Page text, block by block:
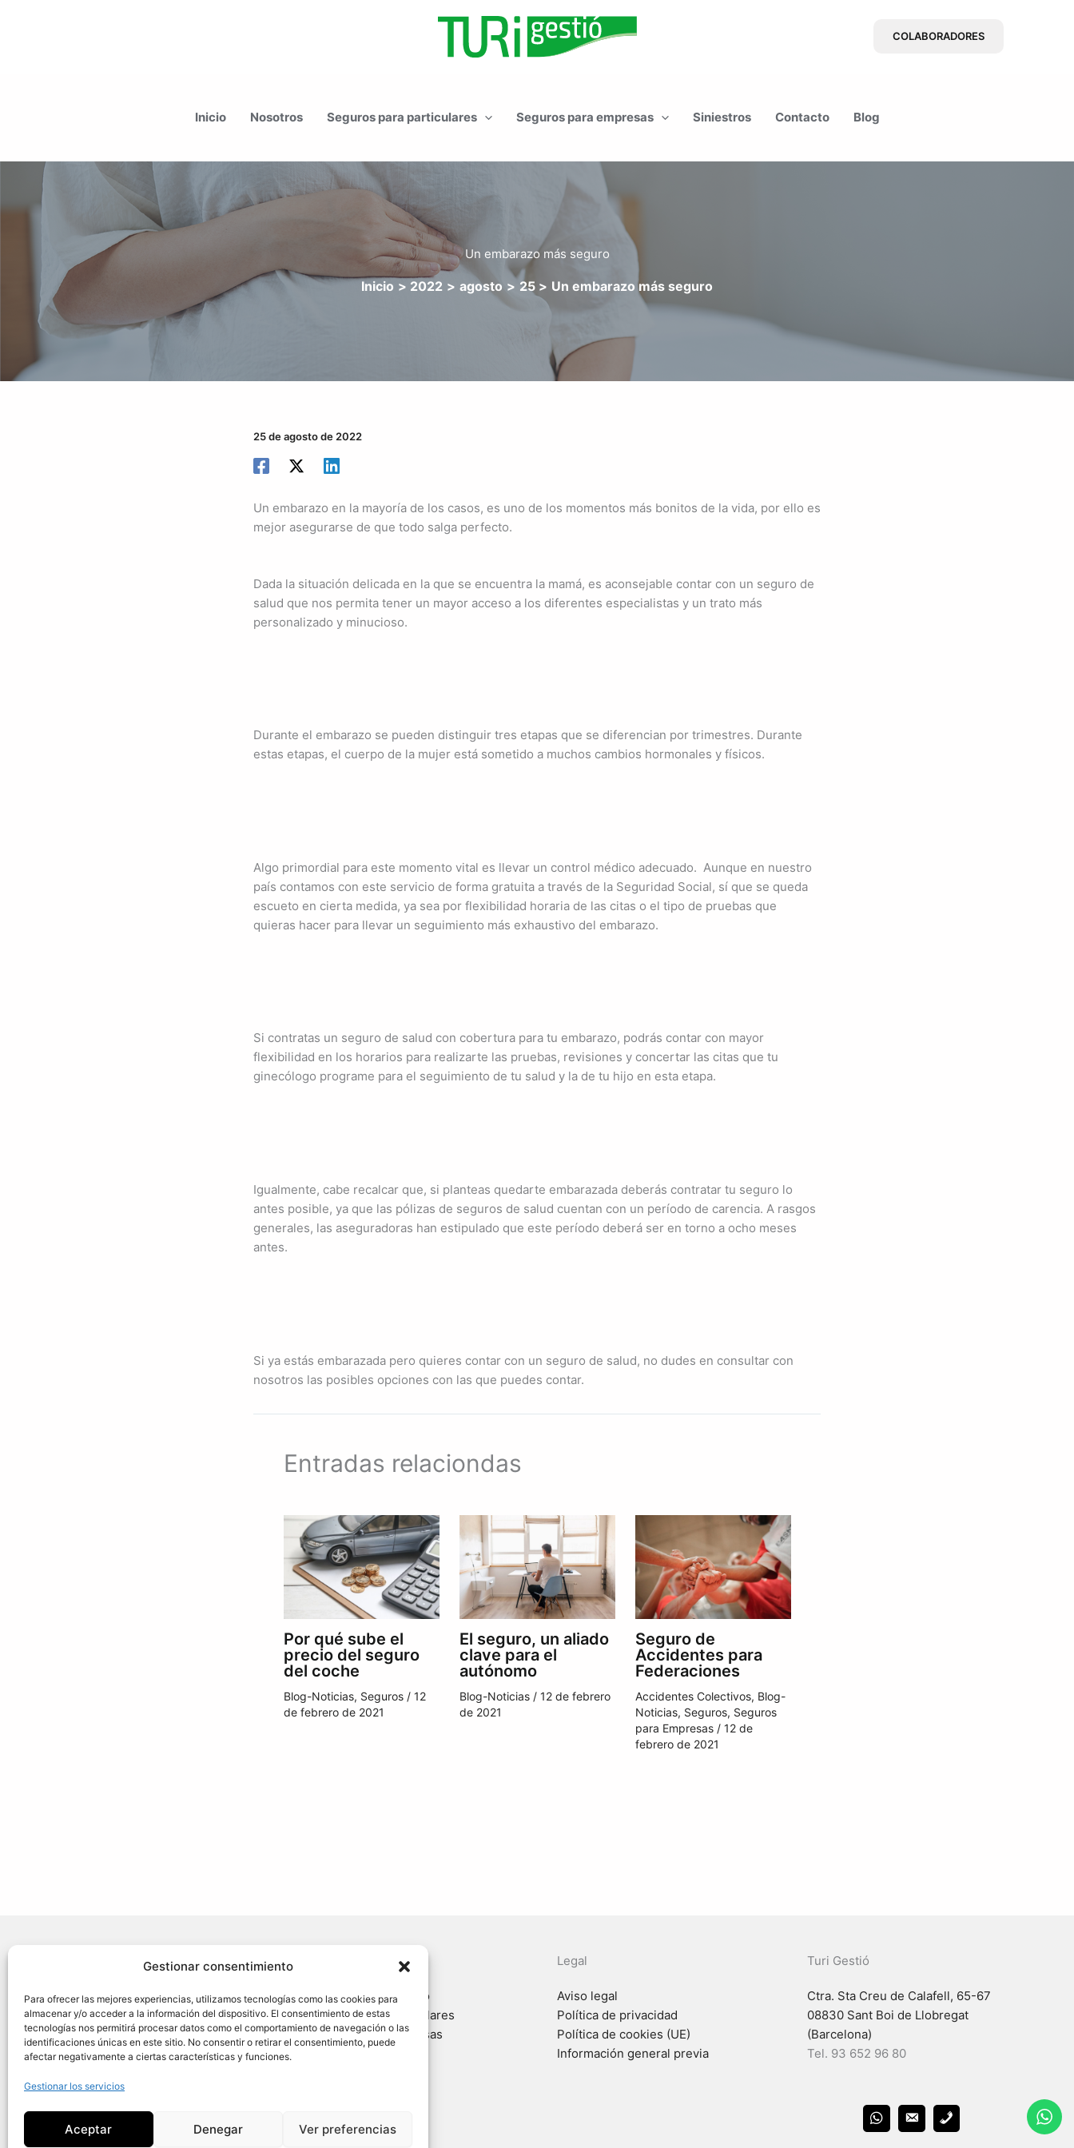
Gestionar consentimiento
Para ofrecer las mejores experiencias, utilizamos tecnologías como las cookies para
almacenar y/o acceder a la información del dispositivo. El consentimiento de estas
tecnologías nos permitirá procesar datos como el comportamiento de navegación o las
identificaciones únicas en este sitio. No consentir o retirar el consentimiento, puede
afectar negativamente a ciertas características y funciones.
Gestionar los servicios
Aceptar Denegar Ver preferencias
COLABORADORES
Inicio Nosotros Seguros para particulares Seguros para empresas Siniestros Contacto Blog
Un embarazo más seguro
Inicio 2022 agosto 25 Un embarazo más seguro
25 de agosto de 2022
Un embarazo en la mayoría de los casos, es uno de los momentos más bonitos de la vida, por ello es
mejor asegurarse de que todo salga perfecto.
Dada la situación delicada en la que se encuentra la mamá, es aconsejable contar con un seguro de
salud que nos permita tener un mayor acceso a los diferentes especialistas y un trato más
personalizado y minucioso.
Durante el embarazo se pueden distinguir tres etapas que se diferencian por trimestres. Durante
estas etapas, el cuerpo de la mujer está sometido a muchos cambios hormonales y físicos.
Algo primordial para este momento vital es llevar un control médico adecuado. Aunque en nuestro
país contamos con este servicio de forma gratuita a través de la Seguridad Social, sí que se queda
escueto en cierta medida, ya sea por flexibilidad horaria de las citas o el tipo de pruebas que
quieras hacer para llevar un seguimiento más exhaustivo del embarazo.
Si contratas un seguro de salud con cobertura para tu embarazo, podrás contar con mayor
flexibilidad en los horarios para realizarte las pruebas, revisiones y concertar las citas que tu
ginecólogo programe para el seguimiento de tu salud y la de tu hijo en esta etapa.
Igualmente, cabe recalcar que, si planteas quedarte embarazada deberás contratar tu seguro lo
antes posible, ya que las pólizas de seguros de salud cuentan con un período de carencia. A rasgos
generales, las aseguradoras han estipulado que este período deberá ser en torno a ocho meses
antes.
Si ya estás embarazada pero quieres contar con un seguro de salud, no dudes en consultar con
nosotros las posibles opciones con las que puedes contar.
Entradas relaciondas
Por qué sube el
precio del seguro
del coche
Blog-Noticias, Seguros/ 12
de febrero de 2021
El seguro, un aliado
clave para el
autónomo
Blog-Noticias/ 12 de febrero
de 2021
Seguro de
Accidentes para
Federaciones
Accidentes Colectivos, Blog-
Noticias, Seguros, Seguros
para Empresas/ 12 de
febrero de 2021
¿Necesita ayuda?
Acerca de Turi Gestió
Seguros para particulares
Seguros para empresas
Legal
Aviso legal
Política de privacidad
Política de cookies (UE)
Información general previa
Turi Gestió
Ctra. Sta Creu de Calafell, 65-67
08830 Sant Boi de Llobregat
(Barcelona)
Tel. 93 652 96 80